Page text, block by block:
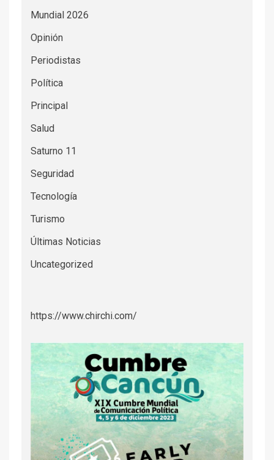
Mundial 2026
Opinión
Periodistas
Política
Principal
Salud
Saturno 11
Seguridad
Tecnología
Turismo
Últimas Noticias
Uncategorized
https://www.chirchi.com/